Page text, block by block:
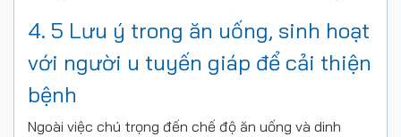
4. 5 Lưu ý trong ăn uống, sinh hoạt
với người u tuyến giáp để cải thiện
bệnh
Ngoài việc chú trọng đến chế độ ăn uống và dinh